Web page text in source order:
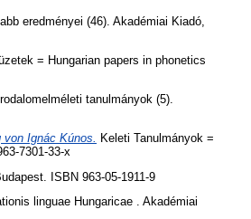
eredményei (46). Akadémiai Kiadó,
= Hungarian papers in phonetics
tanulmányok (5).
Ignác Kúnos.
Keleti Tanulmányok =
7301-33-x
ISBN 963-05-1911-9
linguae Hungaricae . Akadémiai